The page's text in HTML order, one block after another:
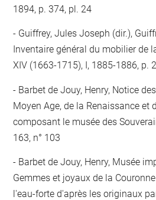
1894, p. 374, pl. 24
Guiffrey, Jules Joseph (dir.),
Inventaire général du mobilier de
XIV (1663-1715), I, 1885-1886, p.
Barbet de Jouy, Henry, Notice
Moyen Age, de la Renaissance et
composant le musée des
163, n° 103
Barbet de Jouy, Henry, Musée
Gemmes et joyaux de la
l'eau-forte d'après les originaux